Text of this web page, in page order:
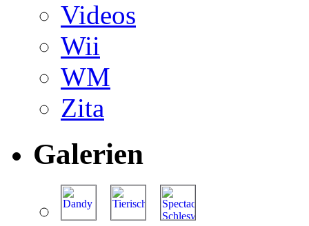
Videos
Wii
WM
Zita
Galerien